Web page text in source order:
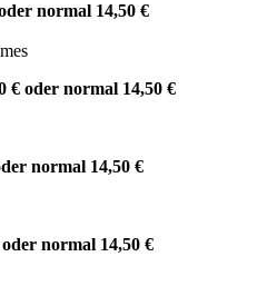
normal 14,50 €
€ oder normal 14,50 €
normal 14,50 €
normal 14,50 €